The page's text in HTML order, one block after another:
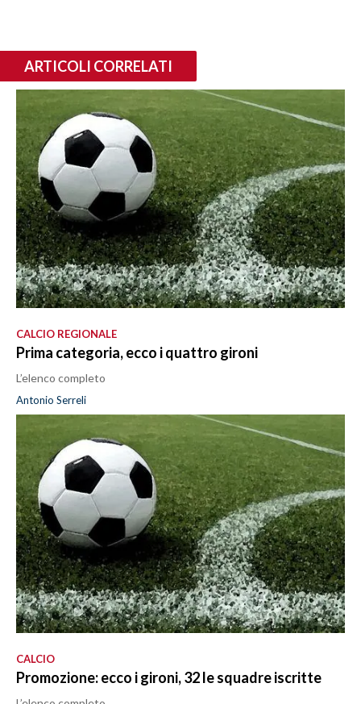
ARTICOLI CORRELATI
CALCIO REGIONALE
Prima categoria, ecco i quattro gironi
L’elenco completo
Antonio Serreli
CALCIO
Promozione: ecco i gironi, 32 le squadre iscritte